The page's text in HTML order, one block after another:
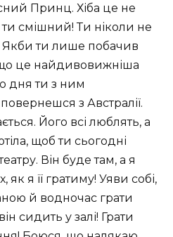
Принц. Хіба це не
смішний! Ти ніколи не
Якби ти лише побачив
це найдивовижніша
дня ти з ним
з Австралії.
Його всі люблять, а
щоб ти сьогодні
Він буде там, а я
я її гратиму! Уяви собі,
й водночас грати
сидить у залі! Грати